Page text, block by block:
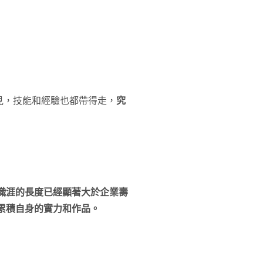
技能和經驗也都帶得走， 究
涯的長度已經顯著大於企業壽
積自身的實力和作品。